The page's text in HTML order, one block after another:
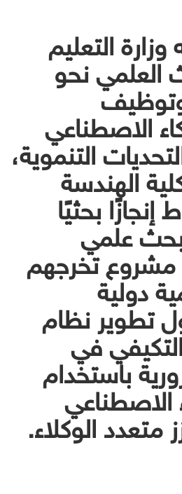
التعليم
العلمي نحو
وتوظيف
الاصطناعي
التنموية،
الهندسة
بحثيًا
بحث علمي
تخرجهم
دولية
تطوير نظام
في
باستخدام
الاصطناعي
متعدد الوكلاء.